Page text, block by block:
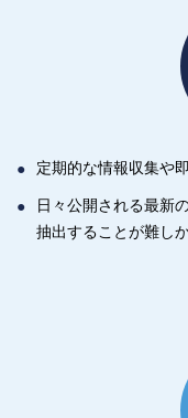
定期的な情報収集や
日々公開される最新
抽出することが難し